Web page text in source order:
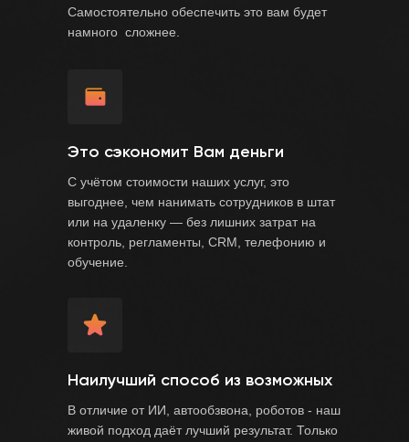
С учётом стоимости наших услуг, это
выгоднее, чем нанимать сотрудников в штат
или на удаленку — без лишних затрат на
контроль, регламенты, CRM, телефонию и
обучение.
В отличие от ИИ, автообзвона, роботов - наш
живой подход даёт лучший результат. Только
Самостоятельно обеспечить это вам будет
намного сложнее.
Это сэкономит Вам деньги
Наилучший способ из возможных